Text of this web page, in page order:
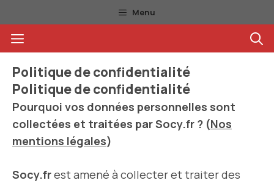
au
contenu
Menu
Menu
Politique de confidentialité
Politique de confidentialité
Pourquoi vos données personnelles sont
collectées et traitées par Socy.fr ? (Nos
mentions légales)
Socy.frest amené à collecter et traiter des